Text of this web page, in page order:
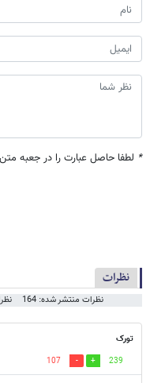
* لطفا حاصل عبارت را در جعبه متن
نظرات
نظرات منتشر شده: 164
تورک
239
107